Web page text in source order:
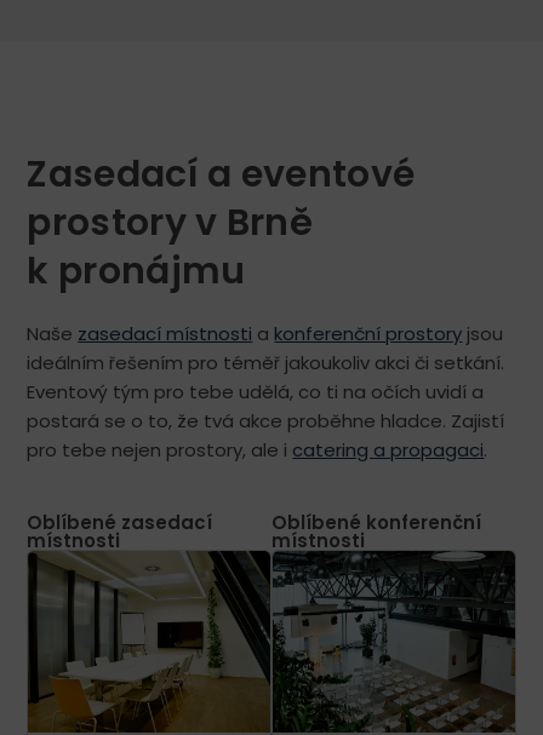
Zasedací a eventové
prostory v Brně
k pronájmu
Naše zasedací místnosti a konferenční prostory jsou
ideálním řešením pro téměř jakoukoliv akci či setkání.
Eventový tým pro tebe udělá, co ti na očích uvidí a
postará se o to, že tvá akce proběhne hladce. Zajistí
pro tebe nejen prostory, ale i catering a propagaci.
Oblíbené zasedací
místnosti
Oblíbené konferenční
místnosti